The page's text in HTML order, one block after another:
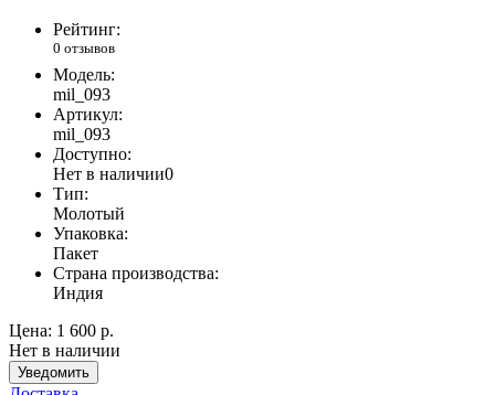
Рейтинг:
0 отзывов
Модель:
mil_093
Артикул:
mil_093
Доступно:
Нет в наличии0
Тип:
Молотый
Упаковка:
Пакет
Страна производства:
Индия
Цена: 1 600 р.
Нет в наличии
Уведомить